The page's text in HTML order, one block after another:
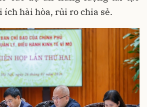
hài hòa, rủi ro chia sẻ.